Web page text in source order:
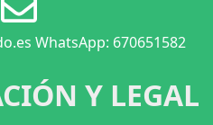
WhatsApp: 670651582
Y LEGAL